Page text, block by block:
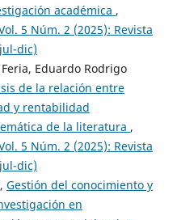
académica ,
5 Núm. 2 (2025): Revista
dic)
Eduardo Rodrigo
de la relación entre
y rentabilidad
de la literatura ,
5 Núm. 2 (2025): Revista
dic)
Gestión del conocimiento y
en